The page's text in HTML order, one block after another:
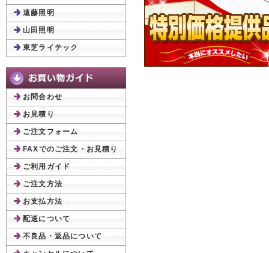
遠藤照明
山田照明
東芝ライテック
お問合わせ
お見積り
ご注文フォーム
FAXでのご注文・お見積り
ご利用ガイド
ご注文方法
お支払方法
配送について
不良品・返品について